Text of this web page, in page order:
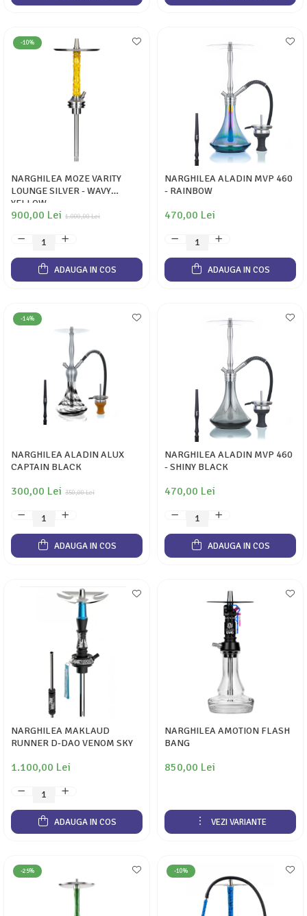
-10%
NARGHILEA MOZE VARITY
LOUNGE SILVER - WAVY
YELLOW
1.000,00 Lei
900,00 Lei
ADAUGA IN COS
NARGHILEA ALADIN MVP 460
- RAINBOW
470,00 Lei
ADAUGA IN COS
-14%
NARGHILEA ALADIN ALUX
CAPTAIN BLACK
350,00 Lei
300,00 Lei
ADAUGA IN COS
NARGHILEA ALADIN MVP 460
- SHINY BLACK
470,00 Lei
ADAUGA IN COS
NARGHILEA MAKLAUD
RUNNER D-DAO VENOM SKY
1.100,00 Lei
ADAUGA IN COS
NARGHILEA AMOTION FLASH
BANG
850,00 Lei
VEZI VARIANTE
-25% -10%